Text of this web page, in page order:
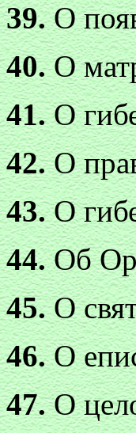
39.О
40.О
41.О
42.О
43.О
44.Об
45.О
46.О
47.О